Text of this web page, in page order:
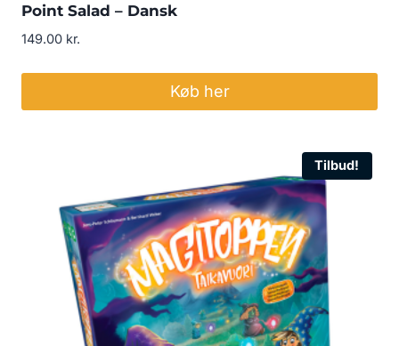
Point Salad – Dansk
149.00 kr.
Køb her
Tilbud!